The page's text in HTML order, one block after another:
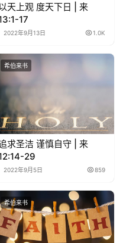
天上观 度天下日 | 来
17
2022年9月13日 1.0K
希伯来书
求圣洁 谨慎自守 | 来
29
2022年9月5日 859
希伯来书